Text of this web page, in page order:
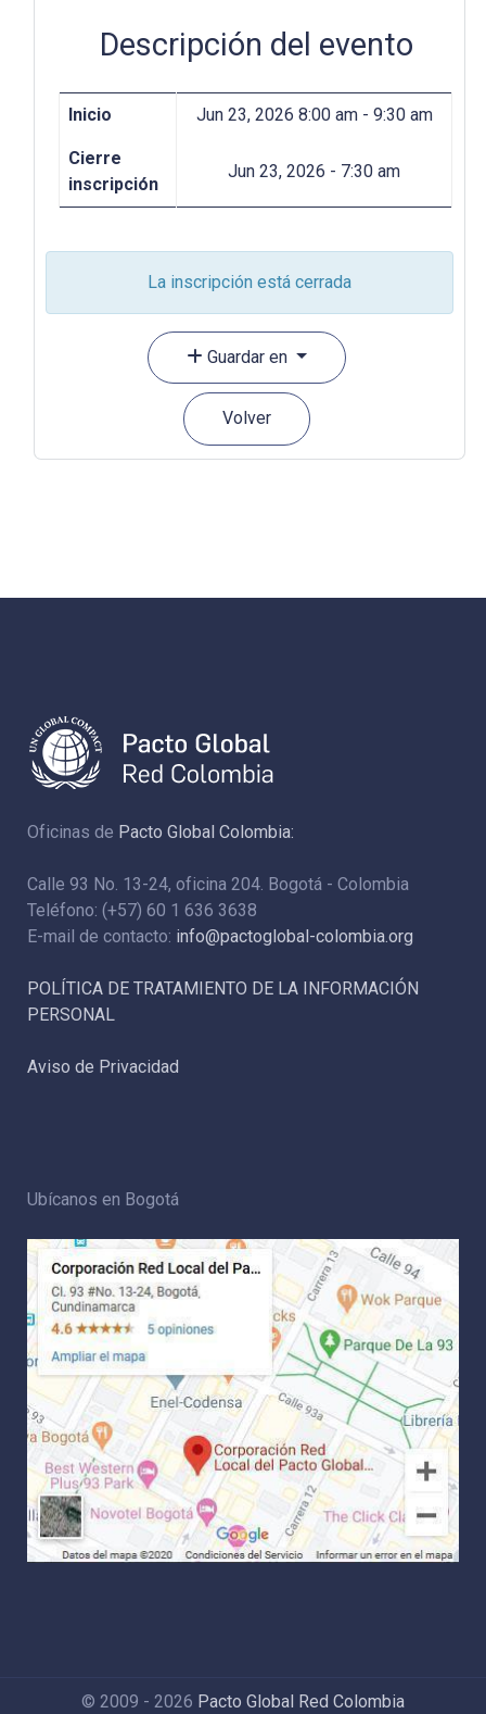
Descripción del evento
Inicio Jun 23, 2026 8:00 am - 9:30 am
Cierre
inscripción
Jun 23, 2026 - 7:30 am
La inscripción está cerrada
Guardar en
Volver
Oficinas de Pacto Global Colombia:
Calle 93 No. 13-24, oficina 204. Bogotá - Colombia
Teléfono: (+57) 60 1 636 3638
E-mail de contacto: info@pactoglobal-colombia.org
POLÍTICA DE TRATAMIENTO DE LA INFORMACIÓN
PERSONAL
Aviso de Privacidad
Ubícanos en Bogotá
© 2009 - 2026 Pacto Global Red Colombia